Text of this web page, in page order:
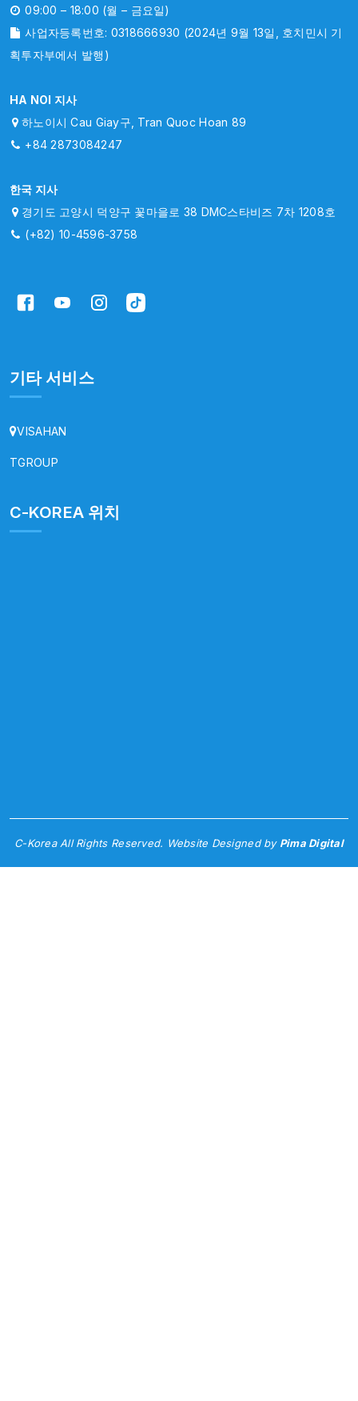
09:00 – 18:00 (월 – 금요일)
사업자등록번호: 0318666930 (2024년 9월 13일, 호치민시 기
획투자부에서 발행)
HA NOI 지사
하노이시 Cau Giay구, Tran Quoc Hoan 89
+84 2873084247
한국 지사
경기도 고양시 덕양구 꽃마을로 38 DMC스타비즈 7차 1208호
(+82) 10-4596-3758
기타 서비스
VISAHAN
TGROUP
C-KOREA 위치
C-Korea All Rights Reserved. Website Designed by Pima Digital